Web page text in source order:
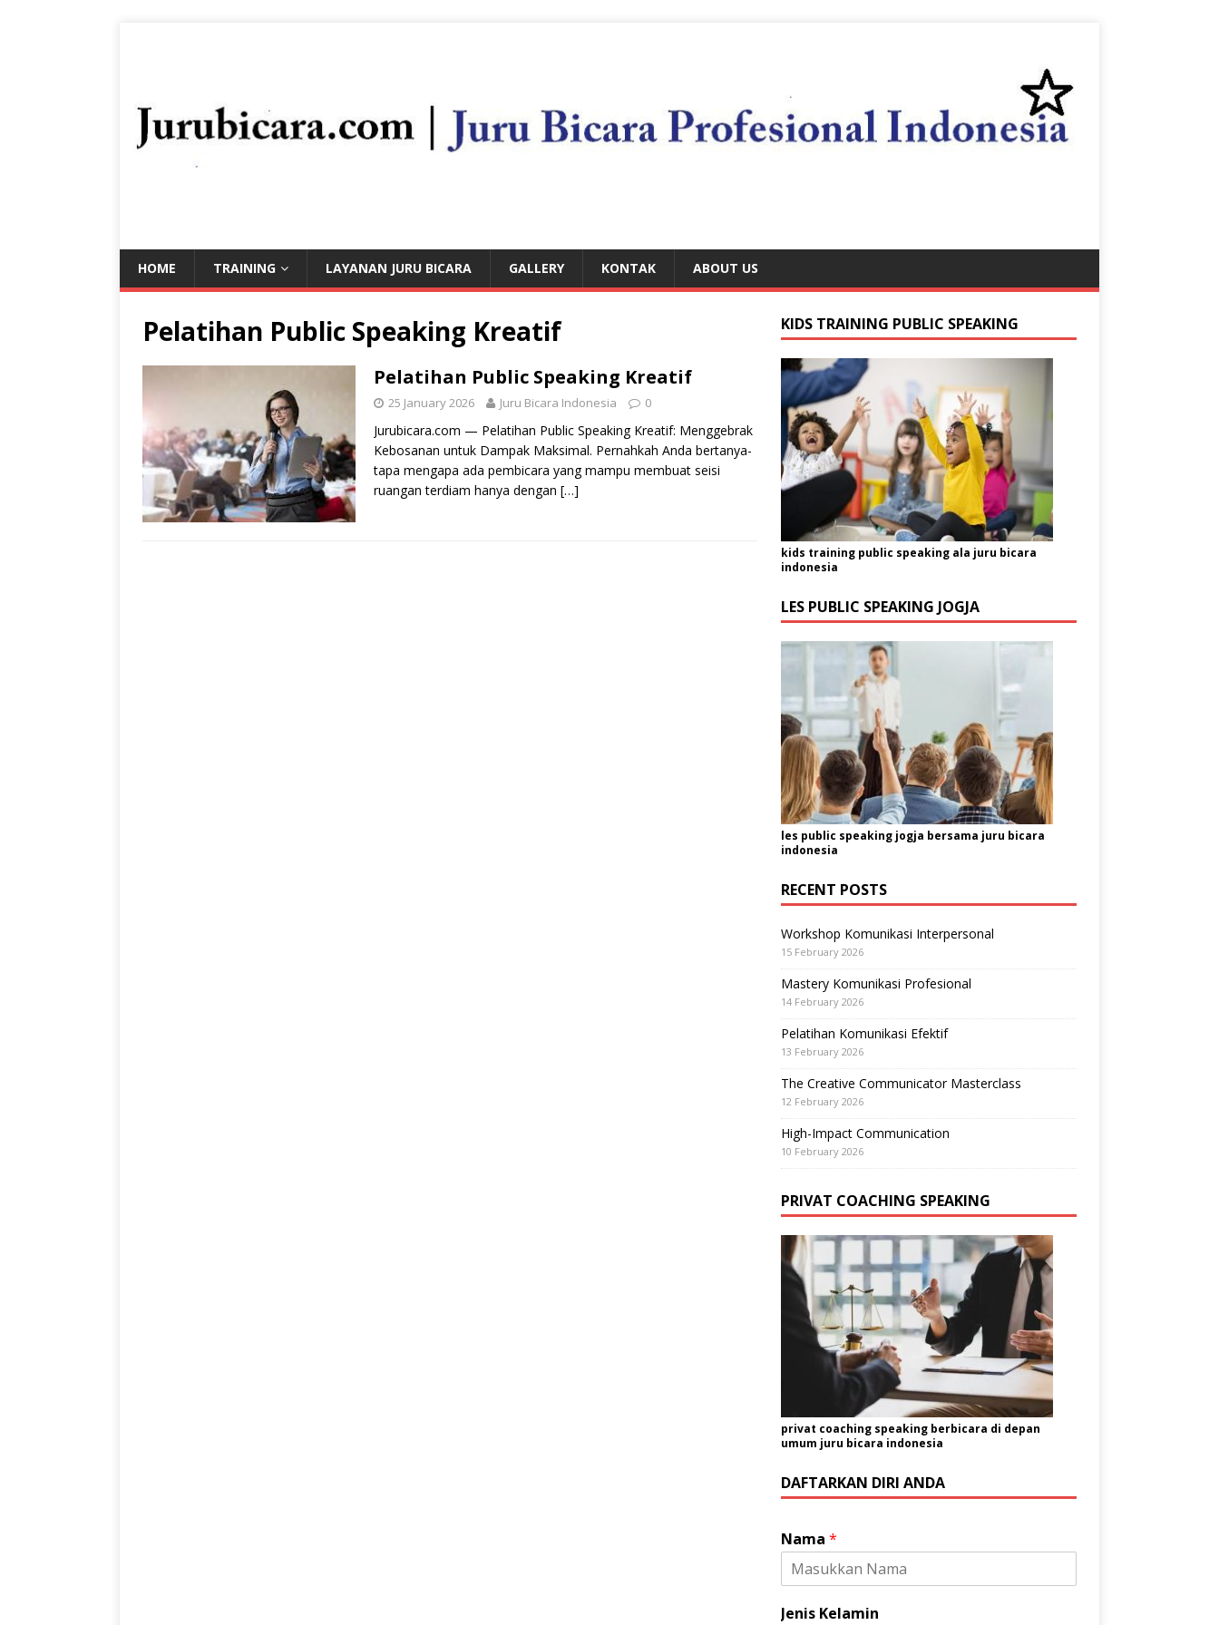
HOME TRAINING LAYANAN JURU BICARA GALLERY KONTAK ABOUT US
Pelatihan Public Speaking Kreatif
Pelatihan Public Speaking Kreatif
25 January 2026 Juru Bicara Indonesia 0
Jurubicara.com — Pelatihan Public Speaking Kreatif: Menggebrak
Kebosanan untuk Dampak Maksimal. Pernahkah Anda bertanya-
tapa mengapa ada pembicara yang mampu membuat seisi
ruangan terdiam hanya dengan […]
KIDS TRAINING PUBLIC SPEAKING
kids training public speaking ala juru bicara
indonesia
LES PUBLIC SPEAKING JOGJA
les public speaking jogja bersama juru bicara
indonesia
RECENT POSTS
Workshop Komunikasi Interpersonal
15 February 2026
Mastery Komunikasi Profesional
14 February 2026
Pelatihan Komunikasi Efektif
13 February 2026
The Creative Communicator Masterclass
12 February 2026
High-Impact Communication
10 February 2026
PRIVAT COACHING SPEAKING
privat coaching speaking berbicara di depan
umum juru bicara indonesia
DAFTARKAN DIRI ANDA
Nama *
Jenis Kelamin